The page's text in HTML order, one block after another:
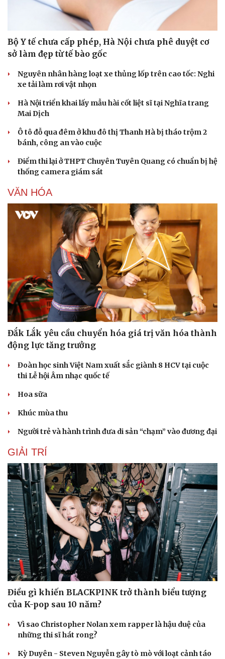
Dinh dưỡng - món ngon
Sản phụ khoa
Nhi khoa
Nam khoa
Làm đẹp - giảm cân
Phòng mạch online
Ăn sạch sống khỏe
Nhà đẹp
Tình yêu - Gia đình
Bộ Y tế chưa cấp phép, Hà Nội chưa phê duyệt cơ
sở làm đẹp từ tế bào gốc
Nguyên nhân hàng loạt xe thủng lốp trên cao tốc: Nghi
xe tải làm rơi vật nhọn
Hà Nội triển khai lấy mẫu hài cốt liệt sĩ tại Nghĩa trang
Mai Dịch
Ô tô đỗ qua đêm ở khu đô thị Thanh Hà bị tháo trộm 2
bánh, công an vào cuộc
Điểm thi lại ở THPT Chuyên Tuyên Quang có chuẩn bị hệ
thống camera giám sát
VĂN HÓA
Đắk Lắk yêu cầu chuyển hóa giá trị văn hóa thành
động lực tăng trưởng
Đoàn học sinh Việt Nam xuất sắc giành 8 HCV tại cuộc
thi Lễ hội Âm nhạc quốc tế
Hoa sữa
Khúc mùa thu
Người trẻ và hành trình đưa di sản “chạm” vào đương đại
GIẢI TRÍ
Điều gì khiến BLACKPINK trở thành biểu tượng
của K-pop sau 10 năm?
Vì sao Christopher Nolan xem rapper là hậu duệ của
những thi sĩ hát rong?
Kỳ Duyên - Steven Nguyễn gây tò mò với loạt cảnh táo